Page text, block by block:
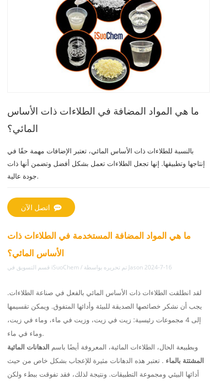
ما هي المواد المضافة في الطلاءات ذات الأساس
المائي؟
بالنسبة للطلاءات ذات الأساس المائي، تعتبر الإضافات مهمة حقًا في
إنتاجها وتطبيقها. إنها تجعل الطلاءات تعمل بشكل أفضل وتضمن أنها ذات
جودة عالية.
اتصل الآن
ما هي المواد المضافة المستخدمة في الطلاءات ذات
الأساس المائي؟
قسم التسويق في iSuoChem / تم تحريره بواسطة Jason 2024-7-16
لقد انطلقت الطلاءات ذات الأساس المائي بالفعل في صناعة الطلاءات.
يجب أن نشكر خصائصها الصديقة للبيئة وأدائها المتفوق. ويمكن تقسيمها
إلى 4 مجموعات رئيسية: زيت في زيت، وزيت في ماء، وماء في زيت،
وماء في ماء.
وبطبيعة الحال، الطلاءات المائية، المعروفة أيضًا باسم الدهانات المائية
المشتتة بالماء . تعتبر هذه الدهانات مثيرة للإعجاب بشكل خاص من حيث
أدائها البيئي ومجموعة التطبيقات. ونتيجة لذلك، فقد تفوقت ببطء ولكن